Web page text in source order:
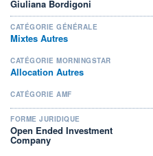
Giuliana Bordigoni
CATÉGORIE GÉNÉRALE
Mixtes Autres
CATÉGORIE MORNINGSTAR
Allocation Autres
CATÉGORIE AMF
FORME JURIDIQUE
Open Ended Investment
Company